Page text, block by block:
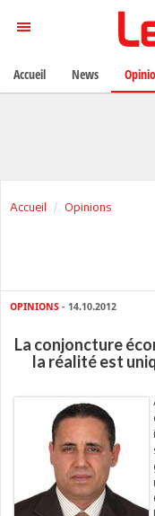
Accueil Opinions
OPINIONS - 14.10.2012
La conjoncture
la réalité est
Accueil News